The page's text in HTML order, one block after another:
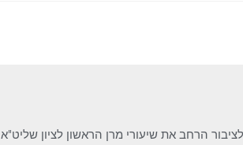
הרחב את שיעורי מרן הראשון לציון שליט"א